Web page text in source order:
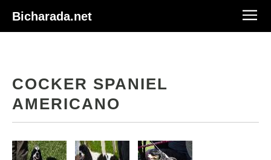
Bicharada.net
COCKER SPANIEL
AMERICANO